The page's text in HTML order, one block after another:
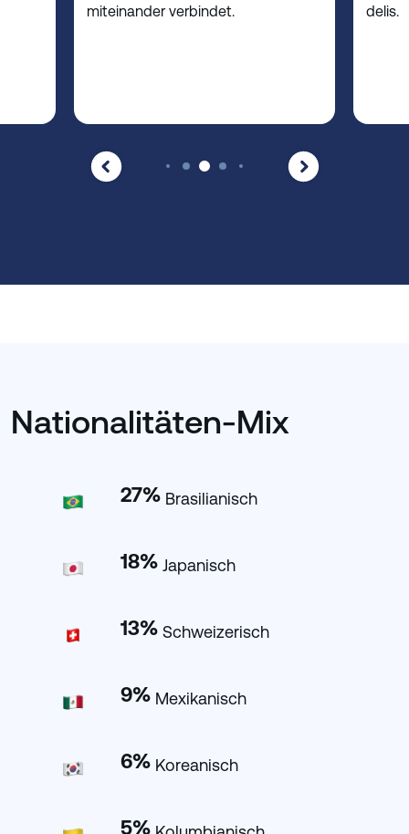
miteinander verbindet.
delis.
Nationalitäten-Mix
27% Brasilianisch
18% Japanisch
13% Schweizerisch
9% Mexikanisch
6% Koreanisch
5%